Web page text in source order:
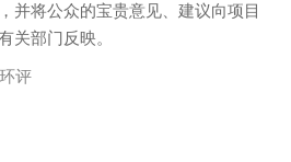
并将公众的宝贵意见、建议向项目
关部门反映。
评